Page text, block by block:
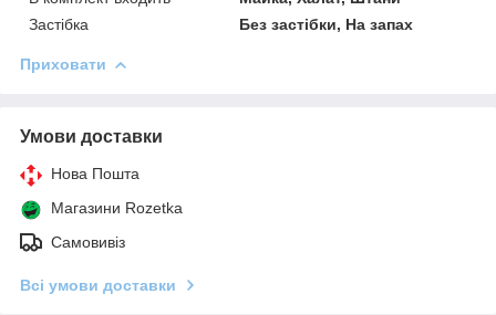
Застібка
Без застібки, На запах
Приховати
Умови доставки
Нова Пошта
Магазини Rozetka
Самовивіз
Всі умови доставки